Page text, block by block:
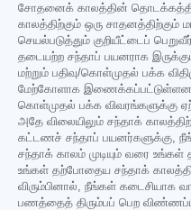
சோதனைக் காலத்தின்
காலத்திற்கும் ஒரு சாதனத்திற்கும்
செயல்படுத்தும் குறியீட்டைப்
தடையற்ற சந்தாப் பயனராக
மற்றும் பதிவு/கொள்முதல் பக்க
மேற்கோளாக இணைக்கப்பட்டுள்ளன;
கொள்முதல் பக்க விவரங்களுக்கு
அதே விலையிலும் சந்தாக்
கட்டணச் சந்தாப் பயனர்களுக்கு,
சந்தாக் காலம் முடியும் வரை
உங்கள் தற்போதைய சந்தாக்
விரும்பினால், நீங்கள் கடைசியாக
பணத்தைத் திரும்பப் பெற